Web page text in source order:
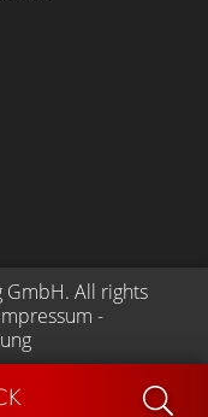
GmbH. All rights
-